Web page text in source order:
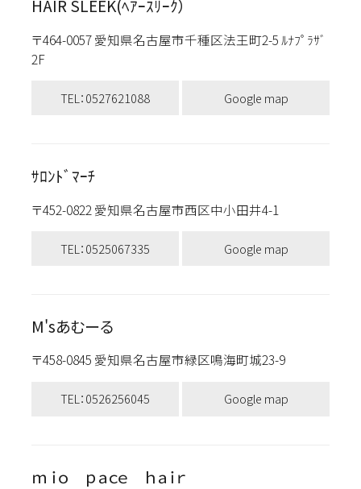
HAIR SLEEK(ﾍｱｰｽﾘｰｸ）
〒464-0057 愛知県名古屋市千種区法王町2-5 ﾙﾅﾌﾟﾗｻﾞ
2F
TEL：0527621088 Google map
ｻﾛﾝﾄﾞﾏｰﾁ
〒452-0822 愛知県名古屋市西区中小田井4-1
TEL：0525067335 Google map
M'sあむーる
〒458-0845 愛知県名古屋市緑区鳴海町城23-9
TEL：0526256045 Google map
ｍｉｏ ｐａｃｅ ｈａｉｒ